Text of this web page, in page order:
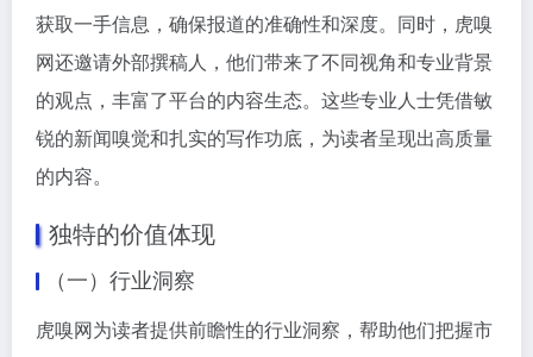
获取一手信息，确保报道的准确性和深度。同时，虎嗅
网还邀请外部撰稿人，他们带来了不同视角和专业背景
的观点，丰富了平台的内容生态。这些专业人士凭借敏
锐的新闻嗅觉和扎实的写作功底，为读者呈现出高质量
的内容。
独特的价值体现
（一）行业洞察
虎嗅网为读者提供前瞻性的行业洞察，帮助他们把握市